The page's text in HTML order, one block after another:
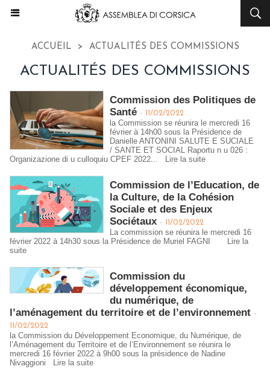
ACCUEIL > ACTUALITÉS DES COMMISSIONS
ACTUALITÉS DES COMMISSIONS
Commission des Politiques de
Santé - 11/02/2022
la Commission se réunira le mercredi 16
février à 14h00 sous la Présidence de
Danielle ANTONINI SALUTE E SUCIALE
/ SANTE ET SOCIAL Raportu n u 026 :
Organizazione di u culloquiu CPEF 2022...
Lire la suite
Commission de l’Education, de
la Culture, de la Cohésion
Sociale et des Enjeux
Sociétaux - 11/02/2022
La commission se réunira le mercredi 16
février 2022 à 14h30 sous la Présidence de Muriel FAGNI
Lire la
suite
Commission du
développement économique,
du numérique, de
l’aménagement du territoire et de l’environnement -
11/02/2022
la Commission du Développement Economique, du Numérique, de
l’Aménagement du Territoire et de l’Environnement se réunira le
mercredi 16 février 2022 à 9h00 sous la présidence de Nadine
Nivaggioni
Lire la suite